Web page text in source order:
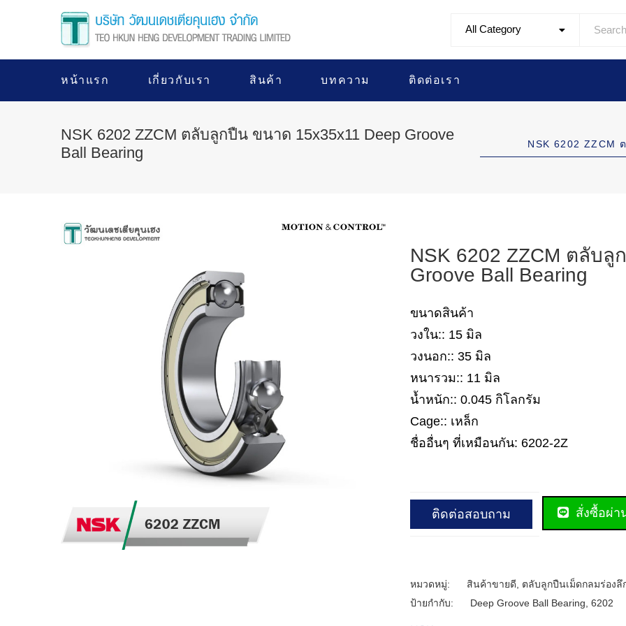
All Category
หน้าแรก เกี่ยวกับเรา สินค้า บทความ ติดต่อเรา
NSK 6202 ZZCM ตลับลูกปืน ขนาด 15x35x11 Deep Groove
Ball Bearing
NSK 6202 ZZCM
NSK 6202 ZZCM ตลับ
Groove Ball Bearing
ขนาดสินค้า
วงใน:: 15 มิล
วงนอก:: 35 มิล
หนารวม:: 11 มิล
น้ำหนัก:: 0.045 กิโลกรัม
Cage:: เหล็ก
ชื่ออื่นๆ ที่เหมือนกัน: 6202-2Z
ติดต่อสอบถาม สั่งซื้อผ่า
หมวดหมู่: สินค้าขายดี
ตลับลูกปืนเม็ดกลมร่องลึ
ป้ายกำกับ:
Deep Groove Ball Bearing 6202